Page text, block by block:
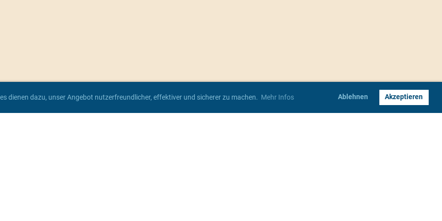
dienen dazu, unser Angebot nutzerfreundlicher, effektiver und sicherer zu machen. Mehr Infos Ablehnen Akzeptieren